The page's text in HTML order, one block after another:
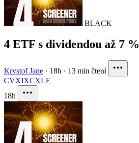
BLACK
4 ETF s dividendou až 7 %
Krystof Jane · 18h · 13 min čtení
CVXIXCXLE
18h